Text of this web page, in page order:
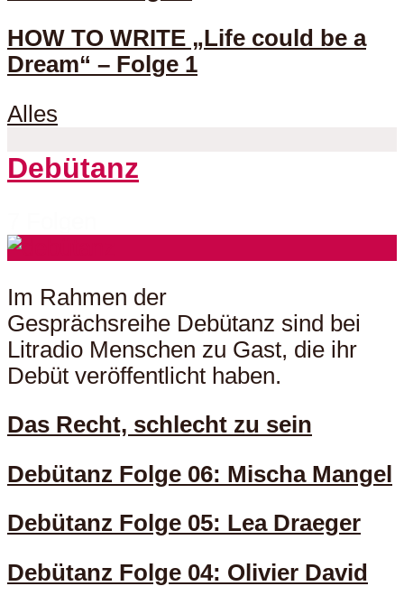
HOW TO WRITE „Life could be a
Dream“ – Folge 1
Alles
Debütanz
Im Rahmen der
Gesprächsreihe Debütanz sind bei
Litradio Menschen zu Gast, die ihr
Debüt veröffentlicht haben.
Das Recht, schlecht zu sein
Debütanz Folge 06: Mischa Mangel
Debütanz Folge 05: Lea Draeger
Debütanz Folge 04: Olivier David